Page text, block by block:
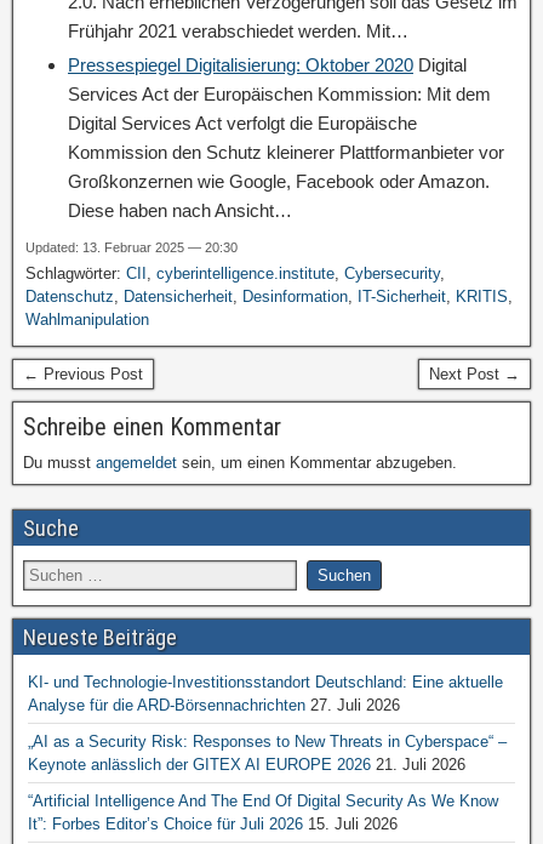
Frühjahr 2021 verabschiedet werden. Mit…
Pressespiegel Digitalisierung: Oktober 2020 Digital
Services Act der Europäischen Kommission: Mit dem
Digital Services Act verfolgt die Europäische
Kommission den Schutz kleinerer Plattformanbieter vor
Großkonzernen wie Google, Facebook oder Amazon.
Diese haben nach Ansicht…
Updated: 13. Februar 2025 — 20:30
Schlagwörter: CII , cyberintelligence.institute, Cybersecurity,
Datenschutz, Datensicherheit, Desinformation, IT-Sicherheit, KRITIS,
Wahlmanipulation
← Previous Post Next Post →
Schreibe einen Kommentar
Du musst angemeldet sein, um einen Kommentar abzugeben.
Suche
Neueste Beiträge
KI- und Technologie-Investitionsstandort Deutschland: Eine aktuelle
Analyse für die ARD-Börsennachrichten 27. Juli 2026
„AI as a Security Risk: Responses to New Threats in Cyberspace“ –
Keynote anlässlich der GITEX AI EUROPE 2026 21. Juli 2026
“Artificial Intelligence And The End Of Digital Security As We Know
It”: Forbes Editor’s Choice für Juli 2026 15. Juli 2026